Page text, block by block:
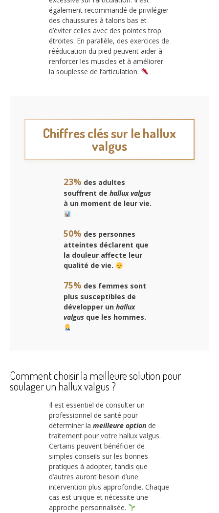
également recommandé de privilégier
des chaussures à talons bas et
d’éviter celles avec des pointes trop
étroites. En parallèle, des exercices de
rééducation du pied peuvent aider à
renforcer les muscles et à améliorer
la souplesse de l’articulation.
Chiffres clés sur le hallux
valgus
23% des adultes
souffrent de hallux valgus
à un moment de leur vie.
50% des personnes
atteintes déclarent que
la douleur affecte leur
qualité de vie.
75% des femmes sont
plus susceptibles de
développer un hallux
valgus que les hommes.
Comment choisir la meilleure solution pour
soulager un hallux valgus ?
Il est essentiel de consulter un
professionnel de santé pour
déterminer la meilleure option de
traitement pour votre hallux valgus.
Certains peuvent bénéficier de
simples conseils sur les bonnes
pratiques à adopter, tandis que
d’autres auront besoin d’une
intervention plus approfondie. Chaque
cas est unique et nécessite une
approche personnalisée.